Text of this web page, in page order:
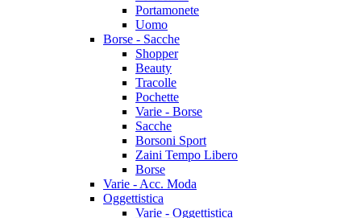
Portamonete
Uomo
Borse - Sacche
Shopper
Beauty
Tracolle
Pochette
Varie - Borse
Sacche
Borsoni Sport
Zaini Tempo Libero
Borse
Varie - Acc. Moda
Oggettistica
Varie - Oggettistica